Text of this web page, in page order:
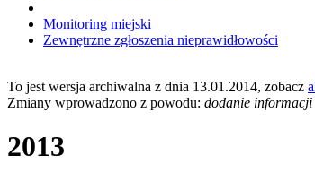
Monitoring miejski
Zewnętrzne zgłoszenia nieprawidłowości
To jest wersja archiwalna z dnia 13.01.2014, zobacz
Zmiany wprowadzono z powodu: dodanie informacji
2013